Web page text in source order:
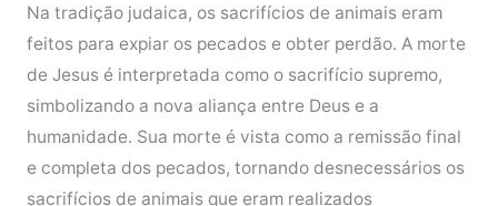
Na tradição judaica, os sacrifícios de animais eram
feitos para expiar os pecados e obter perdão. A morte
de Jesus é interpretada como o sacrifício supremo,
simbolizando a nova aliança entre Deus e a
humanidade. Sua morte é vista como a remissão final
e completa dos pecados, tornando desnecessários os
sacrifícios de animais que eram realizados